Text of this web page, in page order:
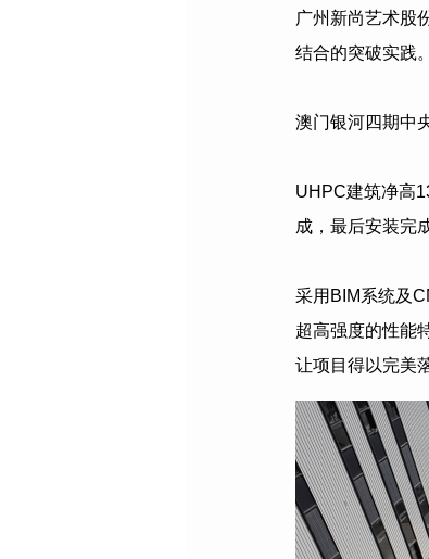
广州新尚艺术股
结合的突破实践。
澳门银河四期中
UHPC建筑净高
成，最后安装完
采用BIM系统及
超高强度的性能
让项目得以完美